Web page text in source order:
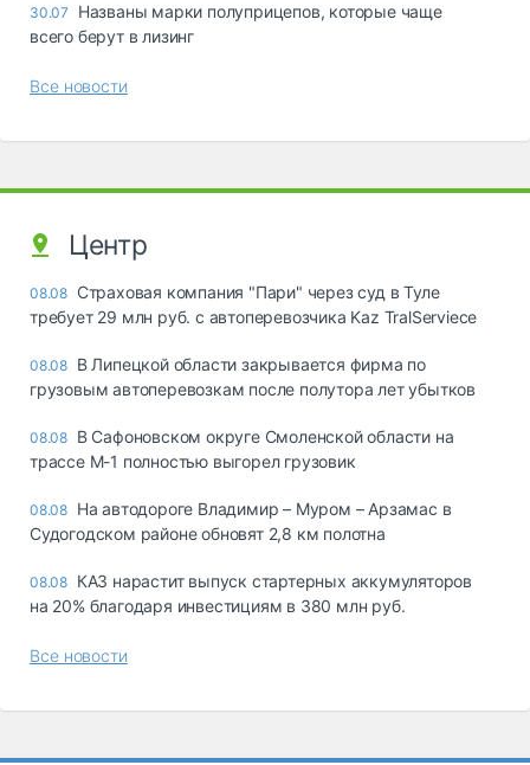
30.07
Названы марки полуприцепов, которые чаще
всего берут в лизинг
Все новости
Центр
08.08 Страховая компания "Пари" через суд в Туле
требует 29 млн руб. с автоперевозчика Kaz TralServiece
08.08 В Липецкой области закрывается фирма по
грузовым автоперевозкам после полутора лет убытков
08.08 В Сафоновском округе Смоленской области на
трассе М-1 полностью выгорел грузовик
08.08 На автодороге Владимир – Муром – Арзамас в
Судогодском районе обновят 2,8 км полотна
08.08 КАЗ нарастит выпуск стартерных аккумуляторов
на 20% благодаря инвестициям в 380 млн руб.
Все новости